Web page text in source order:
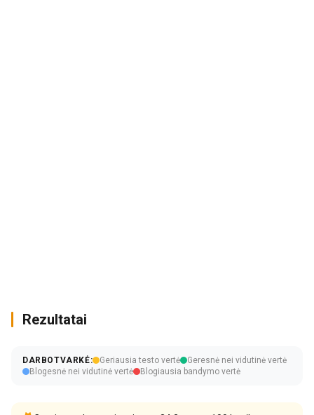
Rezultatai
DARBOTVARKĖ: Geriausia testo vertė
Geresnė nei vidutinė vertė
Blogesnė nei vidutinė vertė
Blogiausia bandymo vertė